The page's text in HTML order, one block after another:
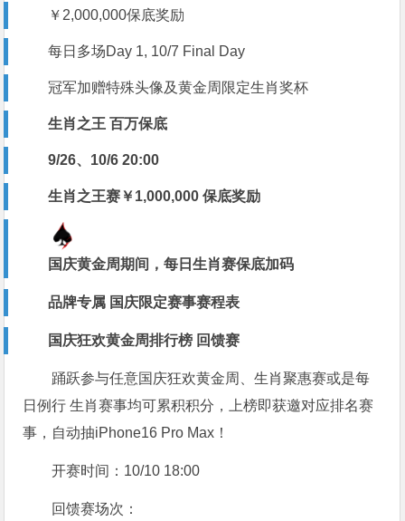
￥2,000,000保底奖励
每日多场Day 1, 10/7 Final Day
冠军加赠特殊头像及黄金周限定生肖奖杯
生肖之王 百万保底
9/26、10/6 20:00
生肖之王赛￥1,000,000 保底奖励
国庆黄金周期间，每日生肖赛保底加码
品牌专属 国庆限定赛事赛程表
国庆狂欢黄金周排行榜 回馈赛
踊跃参与任意国庆狂欢黄金周、生肖聚惠赛或是每
日例行 生肖赛事均可累积积分，上榜即获邀对应排名赛
事 ，自动抽iPhone16 Pro Max！
开赛时间： 10/10 18:00
回馈赛场次：